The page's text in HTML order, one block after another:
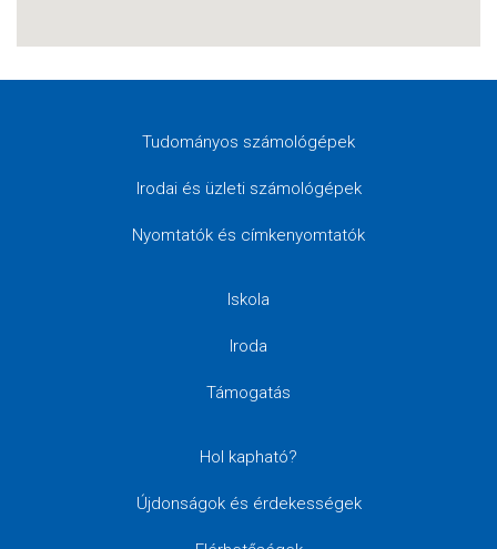
Tudományos számológépek
Irodai és üzleti számológépek
Nyomtatók és címkenyomtatók
Iskola
Iroda
Támogatás
Hol kapható?
Újdonságok és érdekességek